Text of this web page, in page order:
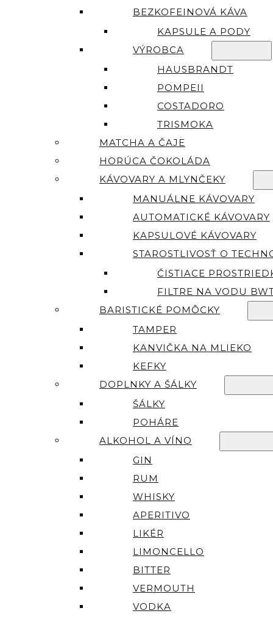
BEZKOFEINOVÁ KÁVA
KAPSULE A PODY
VÝROBCA
HAUSBRANDT
POMPEII
COSTADORO
TRISMOKA
MATCHA A ČAJE
HORÚCA ČOKOLÁDA
KÁVOVARY A MLYNČEKY
MANUÁLNE KÁVOVARY
AUTOMATICKÉ KÁVOVARY
KAPSULOVÉ KÁVOVARY
STAROSTLIVOSŤ O
ČISTIACE
FILTRE NA VODU
BARISTICKÉ POMÔCKY
TAMPER
KANVIČKA NA MLIEKO
KEFKY
DOPLNKY A ŠÁLKY
ŠÁLKY
POHÁRE
ALKOHOL A VÍNO
GIN
RUM
WHISKY
APERITIVO
LIKÉR
LIMONCELLO
BITTER
VERMOUTH
VODKA